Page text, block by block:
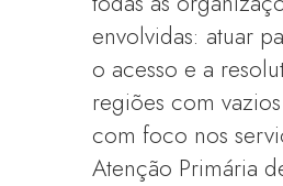
envolvidas: atuar
o acesso e a
regiões com
com foco nos
Atenção Primária